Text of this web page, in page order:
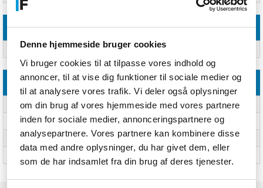
Denne hjemmeside bruger cookies
Vi bruger cookies til at tilpasse vores indhold og
annoncer, til at vise dig funktioner til sociale medier og
til at analysere vores trafik. Vi deler også oplysninger
om din brug af vores hjemmeside med vores partnere
inden for sociale medier, annonceringspartnere og
analysepartnere. Vores partnere kan kombinere disse
data med andre oplysninger, du har givet dem, eller
som de har indsamlet fra din brug af deres tjenester.
Strømstyring
Strøm 1000 W
Emballeringsdata
Pakkebredde 276 mm
Pakkedybde 202 mm
Pakkehøjde 198 mm